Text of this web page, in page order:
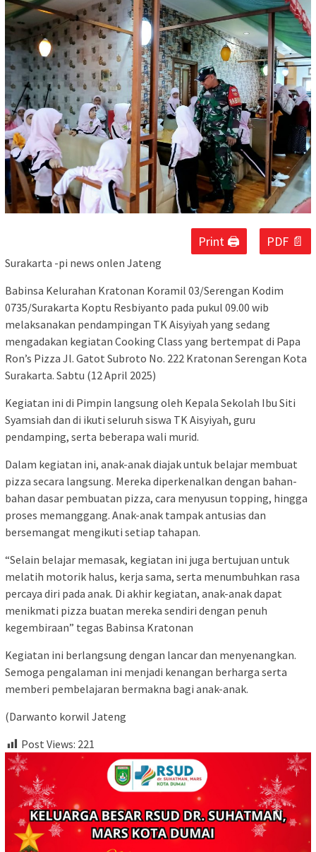
Print 🖨 PDF 📄
Surakarta -pi news onlen Jateng
Babinsa Kelurahan Kratonan Koramil 03/Serengan Kodim
0735/Surakarta Koptu Resbiyanto pada pukul 09.00 wib
melaksanakan pendampingan TK Aisyiyah yang sedang
mengadakan kegiatan Cooking Class yang bertempat di Papa
Ron’s Pizza Jl. Gatot Subroto No. 222 Kratonan Serengan Kota
Surakarta. Sabtu (12 April 2025)
Kegiatan ini di Pimpin langsung oleh Kepala Sekolah Ibu Siti
Syamsiah dan di ikuti seluruh siswa TK Aisyiyah, guru
pendamping, serta beberapa wali murid.
Dalam kegiatan ini, anak-anak diajak untuk belajar membuat
pizza secara langsung. Mereka diperkenalkan dengan bahan-
bahan dasar pembuatan pizza, cara menyusun topping, hingga
proses memanggang. Anak-anak tampak antusias dan
bersemangat mengikuti setiap tahapan.
“Selain belajar memasak, kegiatan ini juga bertujuan untuk
melatih motorik halus, kerja sama, serta menumbuhkan rasa
percaya diri pada anak. Di akhir kegiatan, anak-anak dapat
menikmati pizza buatan mereka sendiri dengan penuh
kegembiraan” tegas Babinsa Kratonan
Kegiatan ini berlangsung dengan lancar dan menyenangkan.
Semoga pengalaman ini menjadi kenangan berharga serta
memberi pembelajaran bermakna bagi anak-anak.
(Darwanto korwil Jateng
Post Views: 221